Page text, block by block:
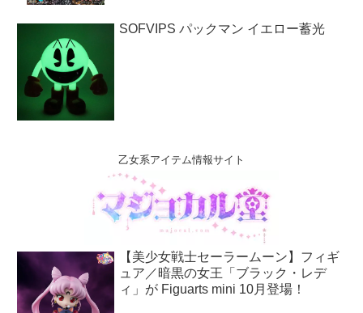
SOFVIPS パックマン イエロー蓄光
乙女系アイテム情報サイト
【美少女戦士セーラームーン】フィギ
ュア／暗黒の女王「ブラック・レデ
ィ」が Figuarts mini 10月登場！